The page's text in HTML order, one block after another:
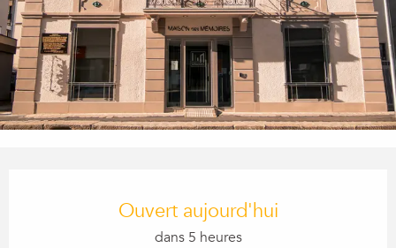
Ouvert aujourd'hui
dans 5 heures